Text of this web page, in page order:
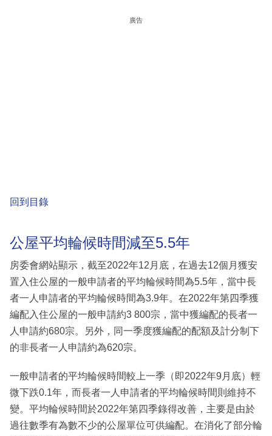
廣告
回到目錄
公屋平均輪候時間減至5.5年
房委會網站顯示，截至2022年12月底，在過去12個月獲安
置入住公屋的一般申請者的平均輪候時間為5.5年，當中長
者一人申請者的平均輪候時間為3.9年。在2022年第四季獲
編配入住公屋的一般申請約3 800宗，當中獲編配的長者一
人申請約680宗。另外，同一季度獲編配的配額及計分制下
的非長者一人申請約為620宗。
一般申請者的平均輪候時間較上一季（即2022年9月底）輕
微下跌0.1年，而長者一人申請者的平均輪候時間則維持不
變。平均輪候時間於2022年第四季錄得改善，主要是由於
過往數季有為數不少的公屋單位可供編配。在消化了部分輪